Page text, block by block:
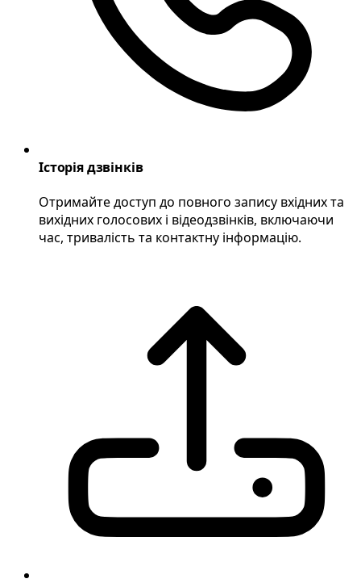
Історія дзвінків
Отримайте доступ до повного запису вхідних та
вихідних голосових і відеодзвінків, включаючи
час, тривалість та контактну інформацію.